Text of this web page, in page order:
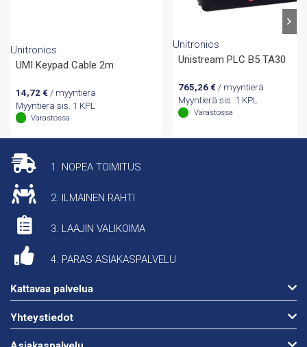
Unitronics
UMI Keypad Cable 2m
14,72 €/ myyntierä
Myyntierä sis. 1 KPL
Varastossa
Unitronics
Unistream PLC B5 TA30
765,26 € / myyntierä
Myyntierä sis. 1 KPL
Varastossa
1. NOPEA TOIMITUS
2. ILMAINEN RAHTI
3. LAAJIN VALIKOIMA
4. PARAS ASIAKASPALVELU
Kattavaa palvelua
Yhteystiedot